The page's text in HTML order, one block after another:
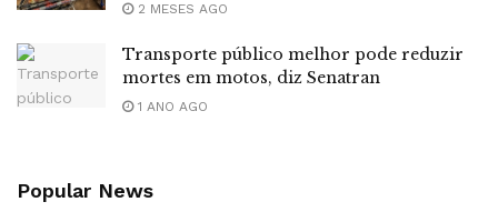
2 MESES AGO
Transporte público melhor pode reduzir
mortes em motos, diz Senatran
1 ANO AGO
Popular News